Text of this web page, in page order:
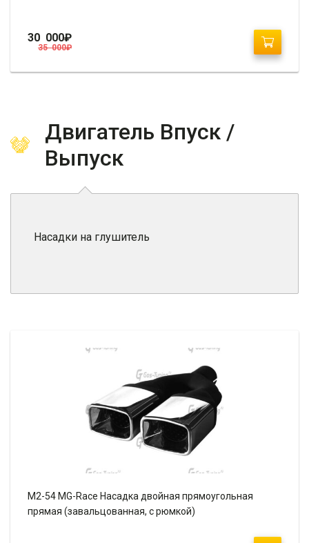
35 000₽
30 000₽
Двигатель Впуск /
Выпуск
Насадки на глушитель
M2-54 MG-Race Насадка двойная прямоугольная
прямая (завальцованная, с рюмкой)